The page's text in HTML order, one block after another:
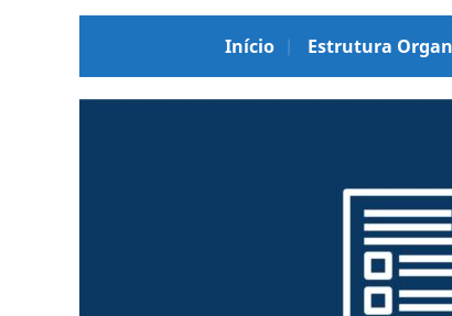
Início Estrutura